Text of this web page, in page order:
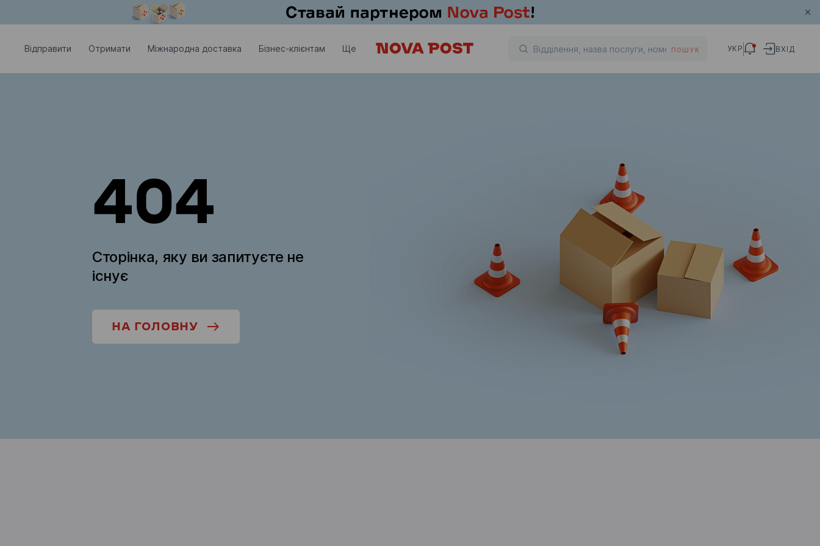
Відправити Отримати Міжнародна доставка Бізнес-клієнтам Ще ПОШУК УКР ВХІД
404
Сторінка, яку ви запитуєте не
існує
НА ГОЛОВНУ